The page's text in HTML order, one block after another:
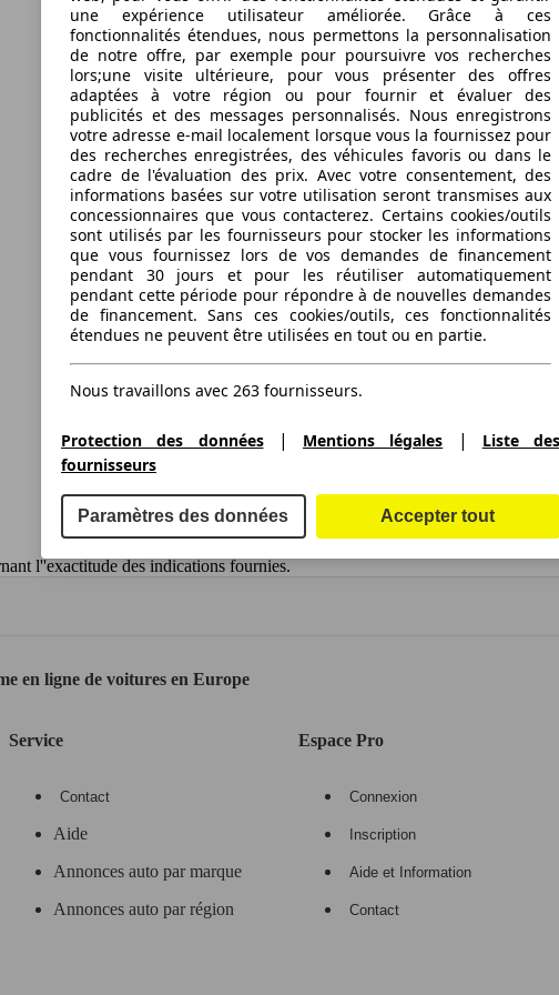
l''exactitude des indications fournies.
en ligne de voitures en Europe
Service
Contact
Aide
Annonces auto par marque
Annonces auto par région
Espace Pro
Connexion
Inscription
Aide et Information
Contact
une expérience utilisateur améliorée. Grâce à ces
fonctionnalités étendues, nous permettons la personnalisation
de notre offre, par exemple pour poursuivre vos recherches
lors;une visite ultérieure, pour vous présenter des offres
adaptées à votre région ou pour fournir et évaluer des
publicités et des messages personnalisés. Nous enregistrons
votre adresse e-mail localement lorsque vous la fournissez pour
des recherches enregistrées, des véhicules favoris ou dans le
cadre de l'évaluation des prix. Avec votre consentement, des
informations basées sur votre utilisation seront transmises aux
concessionnaires que vous contacterez. Certains cookies/outils
sont utilisés par les fournisseurs pour stocker les informations
que vous fournissez lors de vos demandes de financement
pendant 30 jours et pour les réutiliser automatiquement
pendant cette période pour répondre à de nouvelles demandes
de financement. Sans ces cookies/outils, ces fonctionnalités
étendues ne peuvent être utilisées en tout ou en partie.
Nous travaillons avec 263 fournisseurs.
Protection des données| Mentions légales |
Liste des
fournisseurs
Paramètres des données Accepter tout